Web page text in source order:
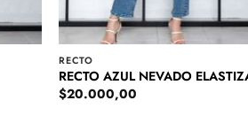
RECTO
RECTO AZUL NEVADO
$20.000,00